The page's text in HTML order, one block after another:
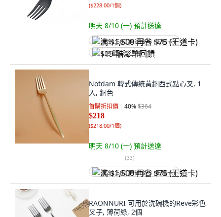
($228.00/1個)
明天 8/10 (一) 預計送達
满 $1,500 再省 $75 (王道卡)
$19 酷澎幣回饋
Notdam 韓式傳統黃銅西式點心叉, 1
入, 銅色
首購折扣價 40%$364
$218
($218.00/1個)
明天 8/10 (一) 預計送達
(33)
满 $1,500 再省 $75 (王道卡)
RAONNURI 可用於洗碗機的Reve彩色
叉子, 薄荷綠, 2個